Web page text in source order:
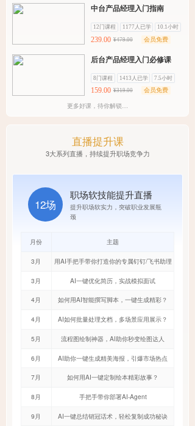
中台产品经理入门指南
12门课程 1177人已学 10.1小时
239.00 ¥479.00 会员免费
后台产品经理入门必修课
8门课程 1413人已学 7.5小时
159.00 ¥319.00 会员免费
更多好课，待你解锁…
直播提升课
3大系列直播，持续提升职场竞争力
12场
职场软技能提升直播
提升职场软实力，突破职业发展瓶
颈
月份 主题
3月 用AI手把手带你打造你的专属钉钉/飞书助理
3月 AI一键优化简历，实战模拟面试
4月 如何用AI智能撰写脚本，一键生成精彩？
4月 AI如何批量处理文档，多场景应用展示？
5月 流程图绘制神器，AI助你秒变绘图达人
6月 AI助你一键生成精美海报，引爆市场热点
7月 如何用AI一键定制绘本精彩故事？
8月 手把手带你部署AI-Agent
9月 AI一键总结销冠话术，轻松复制成功秘诀